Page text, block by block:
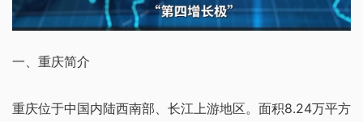
一、重庆简介
重庆位于中国内陆西南部、长江上游地区。面积8.24万平方